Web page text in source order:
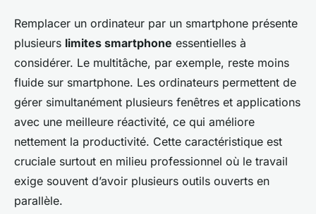
Remplacer un ordinateur par un smartphone présente
plusieurs limites smartphone essentielles à
considérer. Le multitâche, par exemple, reste moins
fluide sur smartphone. Les ordinateurs permettent de
gérer simultanément plusieurs fenêtres et applications
avec une meilleure réactivité, ce qui améliore
nettement la productivité. Cette caractéristique est
cruciale surtout en milieu professionnel où le travail
exige souvent d’avoir plusieurs outils ouverts en
parallèle.